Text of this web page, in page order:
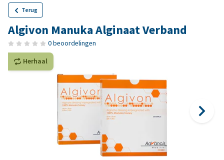
Terug
Algivon Manuka Alginaat Verband
0 beoordelingen
Herhaal